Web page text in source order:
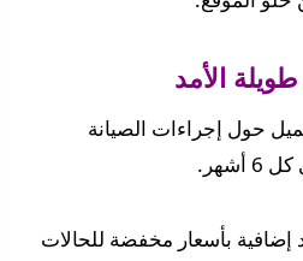
حول إجراءات الصيانة
إضافية بأسعار مخفضة للحالات